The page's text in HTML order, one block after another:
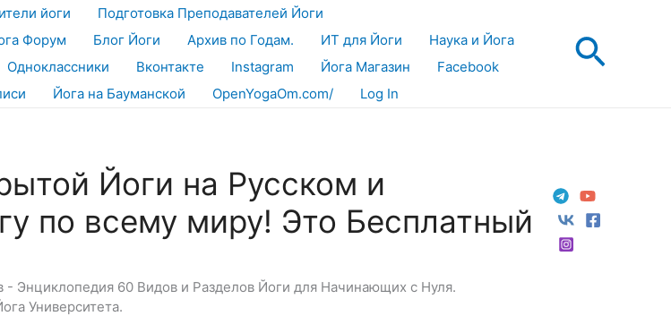
йоги
Подготовка Преподавателей Йоги
Форум Блог Йоги Архив по Годам. ИТ для Йоги
Наука и Йога
Одноклассники Вконтакте Instagram Йога Магазин
Facebook
Йога на Бауманской OpenYogaOm.com/ Log In
Йоги на Русском и
по всему миру! Это Бесплатный
- Энциклопедия 60 Видов и Разделов Йоги для Начинающих с Нуля.
Университета.